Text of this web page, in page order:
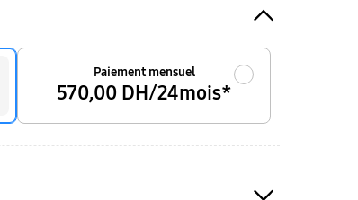
Paiement mensuel
570,00 DH/24mois*